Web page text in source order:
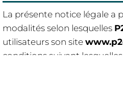
La présente notice légale a
modalités selon lesquelles
utilisateurs son site
conditions suivant